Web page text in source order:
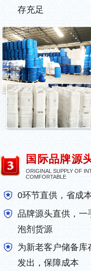
存充足
国际品牌源
ORIGINAL SUPPLY OF
COMFORTABLE
0环节直供，省成
品牌源头直供，一
泡剂货源
为新老客户储备
发出，保障成本